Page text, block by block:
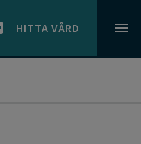
HITTA VÅRD